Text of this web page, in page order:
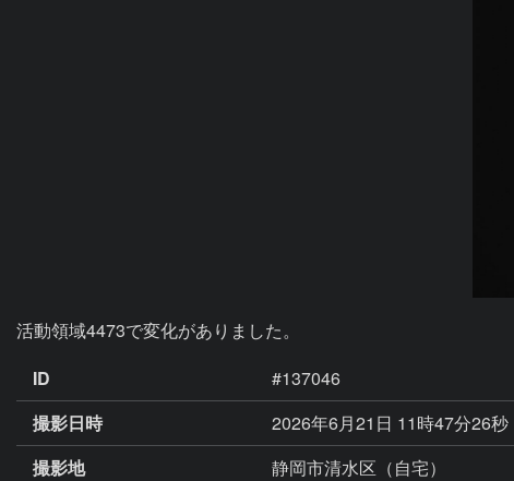
活動領域4473で変化がありました。
ID
#137046
撮影日時
2026年6月21日 11時47分26秒
撮影地
静岡市清水区（自宅）